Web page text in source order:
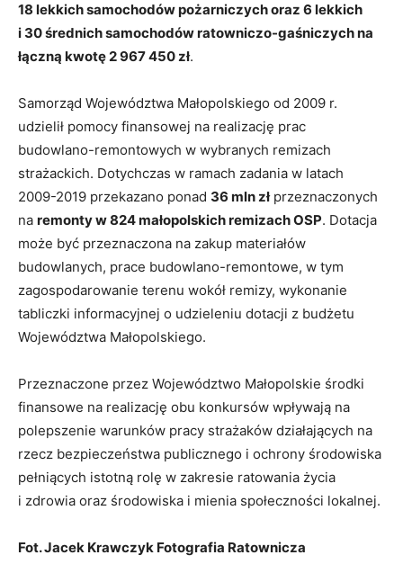
18 lekkich samochodów pożarniczych oraz 6 lekkich
i 30 średnich samochodów ratowniczo-gaśniczych na
łączną kwotę 2 967 450 zł.
Samorząd Województwa Małopolskiego od 2009 r.
udzielił pomocy finansowej na realizację prac
budowlano-remontowych w wybranych remizach
strażackich. Dotychczas w ramach zadania w latach
2009-2019 przekazano ponad 36 mln złprzeznaczonych
na remonty w 824 małopolskich remizach OSP. Dotacja
może być przeznaczona na zakup materiałów
budowlanych, prace budowlano-remontowe, w tym
zagospodarowanie terenu wokół remizy, wykonanie
tabliczki informacyjnej o udzieleniu dotacji z budżetu
Województwa Małopolskiego.
Przeznaczone przez Województwo Małopolskie środki
finansowe na realizację obu konkursów wpływają na
polepszenie warunków pracy strażaków działających na
rzecz bezpieczeństwa publicznego i ochrony środowiska
pełniących istotną rolę w zakresie ratowania życia
i zdrowia oraz środowiska i mienia społeczności lokalnej.
Fot. Jacek Krawczyk Fotografia Ratownicza